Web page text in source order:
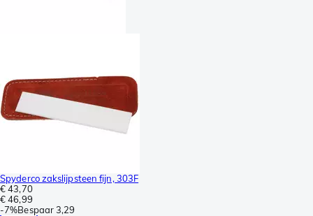
Spyderco zakslijpsteen fijn, 303F
€ 43,70
€ 46,99
-7%Bespaar3,29